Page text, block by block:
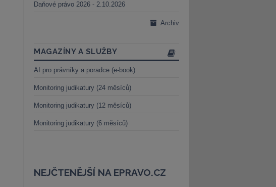
Daňové právo 2026 - 2.10.2026
Archiv
MAGAZÍNY A SLUŽBY
AI pro právníky a poradce (e-book)
Monitoring judikatury (24 měsíců)
Monitoring judikatury (12 měsíců)
Monitoring judikatury (6 měsíců)
NEJČTENĚJŠÍ NA EPRAVO.CZ